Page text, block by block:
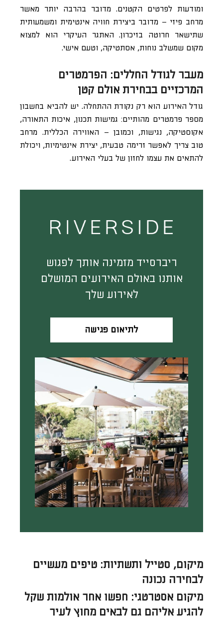
ומודעות לפרטים הקטנים. מדובר בהרבה יותר מאשר
מרחב פיזי – מדובר ביצירת חוויה אינטימית ומשמעותית
שתישאר חרוטה בזיכרון. האתגר העיקרי הוא למצוא
מקום שמשלב נוחות, אסתטיקה, וטעם אישי.
מעבר לגודל החללים: הפרמטרים
המרכזיים בבחירת אולם קטן
גודל האירוע הוא רק נקודת ההתחלה. יש להביא בחשבון
מספר פרמטרים מהותיים: גמישות תכנון, איכות התאורה,
אקוסטיקה, נגישות, וכמובן – האווירה הכללית. מרחב
טוב צריך לאפשר זרימה טבעית, יצירת אינטימיות, ויכולת
להתאים את עצמו לחזון של בעלי האירוע.
ריברסייד מזמינה אותך לפגוש
אותנו באולם האירועים המושלם
לאירוע שלך
לתיאום פגישה
מיקום, סטייל ותשתיות: טיפים מעשיים
לבחירה נכונה
מיקום אסטרטגי: חפשו אחר אולמות שקל
להגיע אליהם גם לבאים מחוץ לעיר